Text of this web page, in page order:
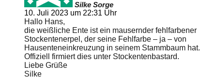
Silke Sorge
10. Juli 2023 um 22:31 Uhr
Hallo Hans,
die weißliche Ente ist ein mausernder fehlfarbener
Stockentenerpel, der seine Fehlfarbe – ja – von
Hausenteneinkreuzung in seinem Stammbaum hat.
Offiziell firmiert dies unter Stockentenbastard.
Liebe Grüße
Silke